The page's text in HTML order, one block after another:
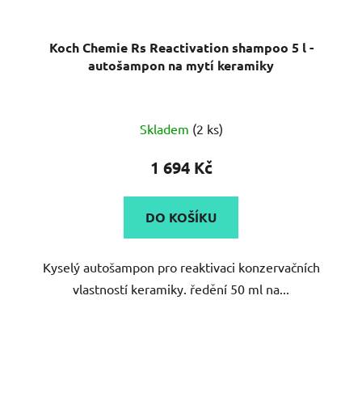
Koch Chemie Rs Reactivation shampoo 5 l -
autošampon na mytí keramiky
Skladem (2 ks)
1 694 Kč
DO KOŠÍKU
Kyselý autošampon pro reaktivaci konzervačních
vlastností keramiky. ředění 50 ml na...